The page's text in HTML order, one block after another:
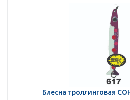
Блесна троллинговая